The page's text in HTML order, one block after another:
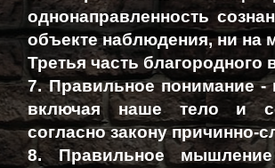
однонаправленность
объекте наблюдения, ни на
Третья часть
7. Правильное понимание -
включая наше тело и
согласно закону причинно-
8. Правильное